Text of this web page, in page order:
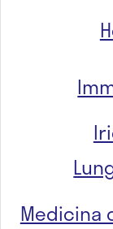
Medicina